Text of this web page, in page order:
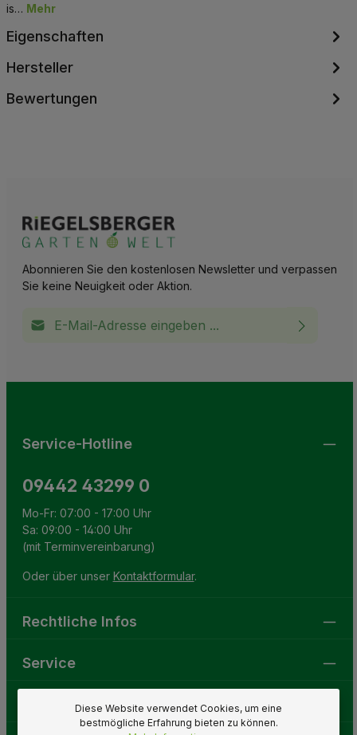
is… Mehr
Eigenschaften
Hersteller
Bewertungen
Abonnieren Sie den kostenlosen Newsletter und verpassen
Sie keine Neuigkeit oder Aktion.
Service-Hotline
09442 43299 0
Mo-Fr: 07:00 - 17:00 Uhr
Sa: 09:00 - 14:00 Uhr
(mit Terminvereinbarung)
Oder über unser Kontaktformular.
Rechtliche Infos
Service
GartenweltDiese Website verwendet Cookies, um eine
bestmögliche Erfahrung bieten zu können.